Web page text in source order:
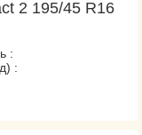
2 195/45 R16
:
: